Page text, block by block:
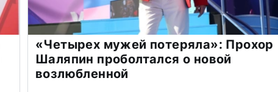
«Четырех мужей потеряла»: Прохор
Шаляпин проболтался о новой
возлюбленной